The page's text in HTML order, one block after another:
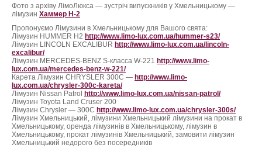
Статті
Контакти
Фото з архіву ЛімоЛюкса — зустріч випускників у Хмельницькому —
лімузин Хаммер H-2
Пропонуємо Лімузини в Хмельницькому для Вашого свята:
Лімузин HUMMER H2 http://www.limo-lux.com.ua/hummer-s23/
Лімузин LINCOLN EXCALIBUR http://www.limo-lux.com.ua/lincoln-
excalibur/
Лімузин MERCEDES-BENZ S-класса W-221 http://www.limo-
lux.com.ua/mercedes-benz-w-221/
Карета Лімузин CHRYSLER 300C — http://www.limo-
lux.com.ua/chrysler-300c-kareta/
Лімузин Nissan Patrol
http://www.limo-lux.com.ua/nissan-patrol/
Лімузин Toyota Land Cruser 200
Лімузин Chrysler — 300С http://www.limo-lux.com.ua/chrysler-300s/
Лімузин Хмельницький, лімузини Хмельницький лімузини на прокат в
Хмельницькому, оренда лімузинів в Хмельницькому, лімузин в
Хмельницькому, прокат лімузинів Хмельницький, замовити лімузин
Хмельницький недорого без посередників